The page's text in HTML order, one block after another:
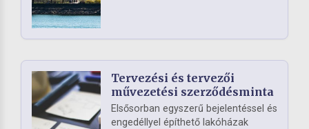
Tervezési és tervezői
művezetési szerződésminta
Elsősorban egyszerű bejelentéssel és
engedéllyel építhető lakóházak